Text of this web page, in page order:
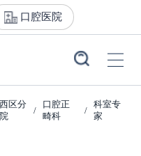
口腔医院
西区分
院
/
口腔正
畸科
/
科室专
家